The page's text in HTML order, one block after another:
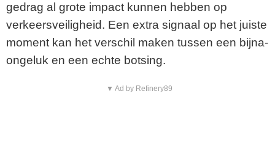
gedrag al grote impact kunnen hebben op
verkeersveiligheid. Een extra signaal op het juiste
moment kan het verschil maken tussen een bijna-
ongeluk en een echte botsing.
▼ Ad by Refinery89